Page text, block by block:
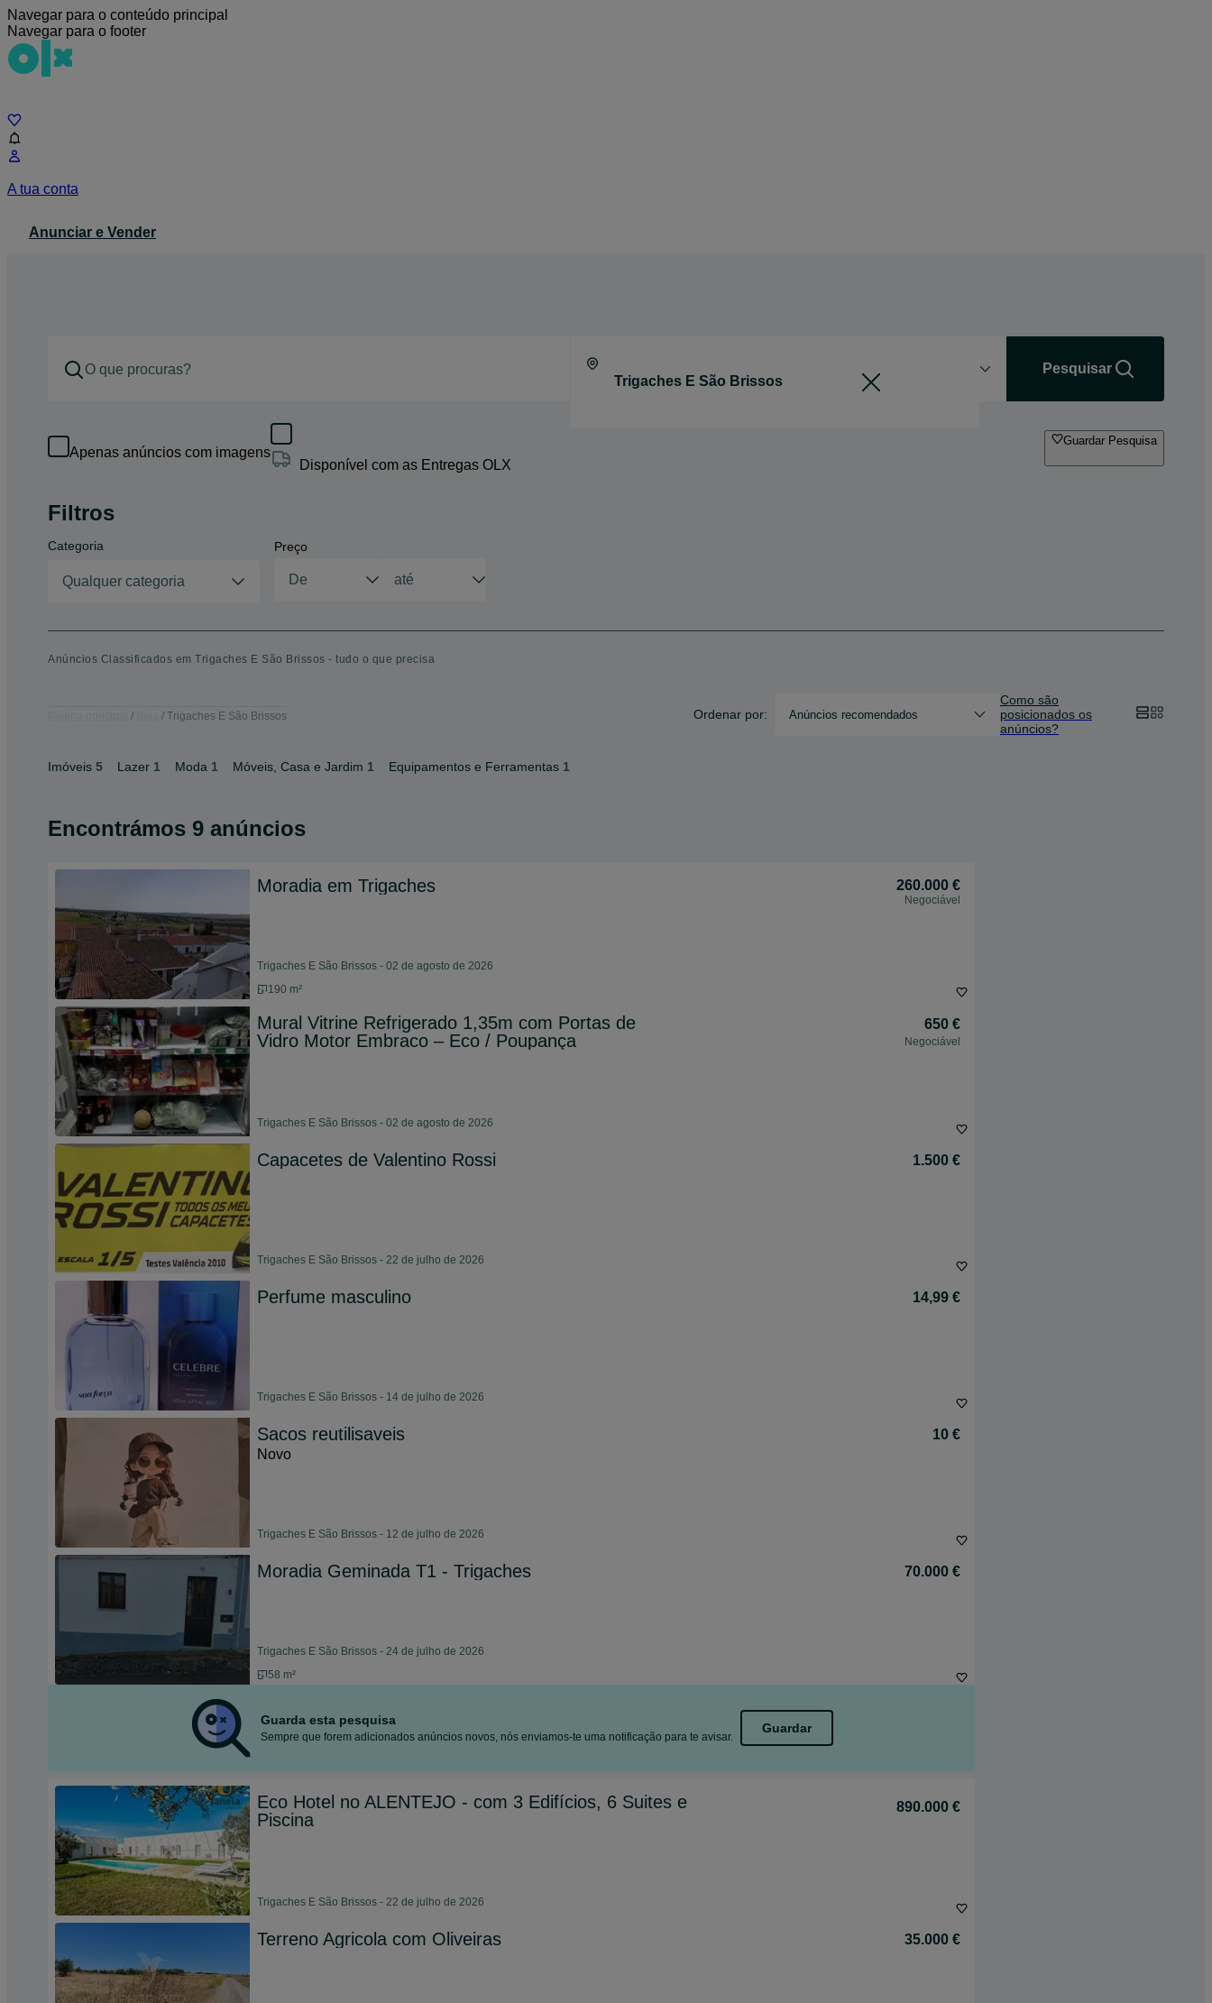
Navegar para o conteúdo principal
Navegar para o footer
A tua conta
Anunciar e Vender
Pesquisar
Apenas anúncios com imagens
Disponível com as Entregas OLX
Guardar Pesquisa
Filtros
Categoria
Qualquer categoria
Preço
Anúncios Classificados em Trigaches E São Brissos - tudo o que precisa
Trigaches E São Brissos Ordenar por: Anúncios recomendados
Como são
posicionados os
anúncios?
Imóveis 5 Lazer 1 Moda 1 Móveis, Casa e Jardim 1 Equipamentos e Ferramentas 1
Encontrámos 9 anúncios
Moradia em Trigaches 260.000 €
Negociável
Trigaches E São Brissos - 02 de agosto de 2026
190 m²
Mural Vitrine Refrigerado 1,35m com Portas de
Vidro Motor Embraco – Eco / Poupança
650 €
Negociável
Trigaches E São Brissos - 02 de agosto de 2026
Capacetes de Valentino Rossi 1.500 €
Trigaches E São Brissos - 22 de julho de 2026
Perfume masculino 14,99 €
Trigaches E São Brissos - 14 de julho de 2026
Sacos reutilisaveis
10 €
Novo
Trigaches E São Brissos - 12 de julho de 2026
Moradia Geminada T1 - Trigaches 70.000 €
Trigaches E São Brissos - 24 de julho de 2026
58 m²
Guarda esta pesquisa
Sempre que forem adicionados anúncios novos, nós enviamos-te uma notificação para te avisar.
Guardar
Eco Hotel no ALENTEJO - com 3 Edifícios, 6 Suites e
Piscina
890.000 €
Trigaches E São Brissos - 22 de julho de 2026
Terreno Agricola com Oliveiras 35.000 €